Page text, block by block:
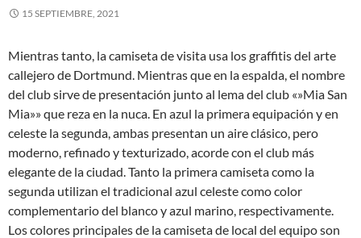
15 SEPTIEMBRE, 2021
Mientras tanto, la camiseta de visita usa los graffitis del arte
callejero de Dortmund. Mientras que en la espalda, el nombre
del club sirve de presentación junto al lema del club «»Mia San
Mia»» que reza en la nuca. En azul la primera equipación y en
celeste la segunda, ambas presentan un aire clásico, pero
moderno, refinado y texturizado, acorde con el club más
elegante de la ciudad. Tanto la primera camiseta como la
segunda utilizan el tradicional azul celeste como color
complementario del blanco y azul marino, respectivamente.
Los colores principales de la camiseta de local del equipo son